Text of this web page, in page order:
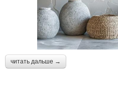
читать дальше →